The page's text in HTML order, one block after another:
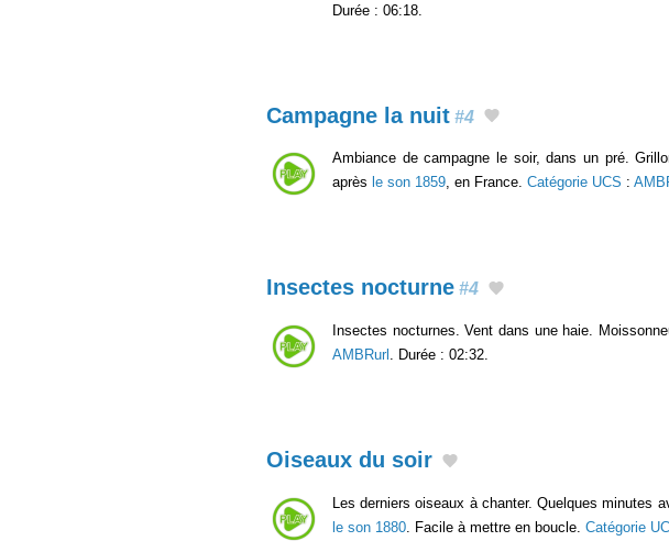
Durée : 06:18.
Campagne la nuit #4
Ambiance de campagne le soir, dans un pré.
après le son 1859, en France. Catégorie UCS :
Insectes nocturne #4
Insectes nocturnes. Vent dans une haie.
AMBRurl . Durée : 02:32.
Oiseaux du soir
Les derniers oiseaux à chanter. Quelques minutes
le son 1880. Facile à mettre en boucle. Catégorie